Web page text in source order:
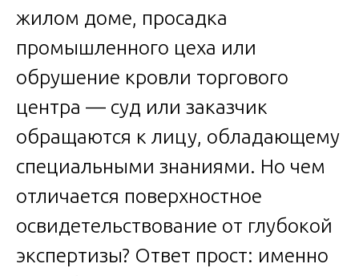
жилом доме, просадка
промышленного цеха или
обрушение кровли торгового
центра — суд или заказчик
обращаются к лицу, обладающему
специальными знаниями. Но чем
отличается поверхностное
освидетельствование от глубокой
экспертизы? Ответ прост: именно